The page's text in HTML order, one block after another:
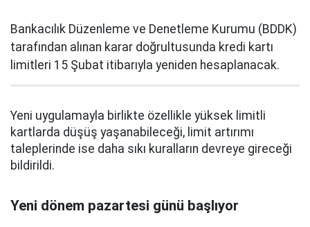
Bankacılık Düzenleme ve Denetleme Kurumu (BDDK)
tarafından alınan karar doğrultusunda kredi kartı
limitleri 15 Şubat itibarıyla yeniden hesaplanacak.
Yeni uygulamayla birlikte özellikle yüksek limitli
kartlarda düşüş yaşanabileceği, limit artırımı
taleplerinde ise daha sıkı kuralların devreye gireceği
bildirildi.
Yeni dönem pazartesi günü başlıyor